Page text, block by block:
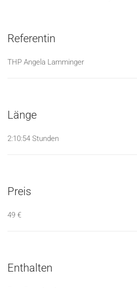
Referentin
THP Angela Lamminger
Länge
2:10:54 Stunden
Preis
49 €
Enthalten